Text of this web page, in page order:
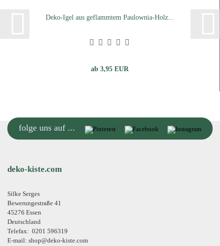
Deko-Igel aus geflammtem Paulownia-Holz...
ab 3,95 EUR
folge uns auf ...
deko-kiste.com
Silke Serges
Bewerungestraße 41
45276 Essen
Deutschland
Telefax: 0201 596319
E-mail: shop@deko-kiste.com